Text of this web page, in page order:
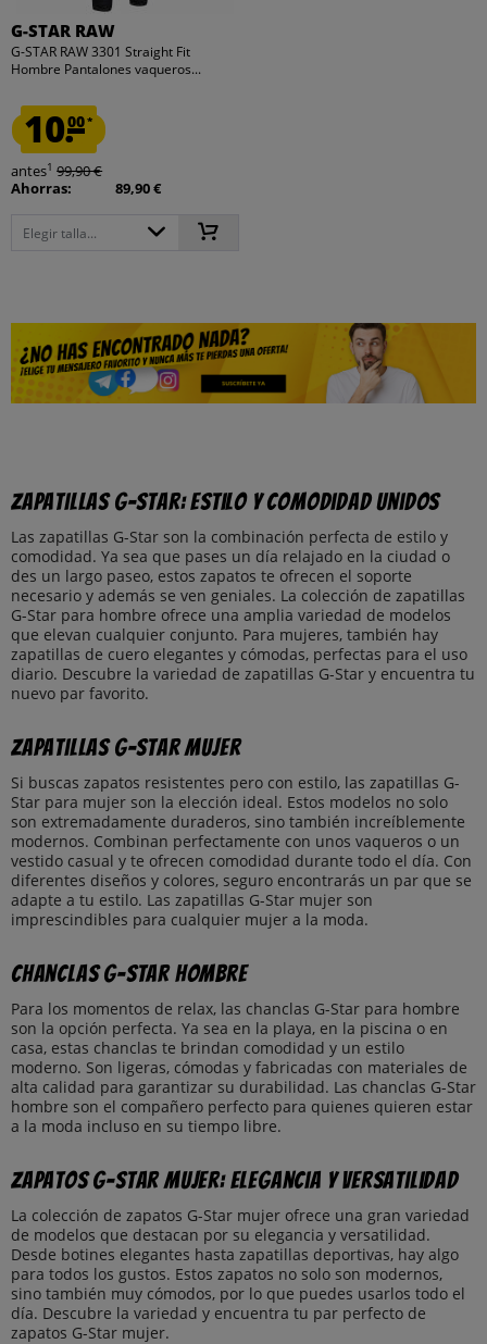
G-STAR RAW
G-STAR RAW 3301 Straight Fit
Hombre Pantalones vaqueros...
10.00*
antes1 99,90 €
Ahorras:
89,90 €
Elegir talla...
Zapatillas G-Star: Estilo y Comodidad Unidos
Las zapatillas G-Star son la combinación perfecta de estilo y
comodidad. Ya sea que pases un día relajado en la ciudad o
des un largo paseo, estos zapatos te ofrecen el soporte
necesario y además se ven geniales. La colección de zapatillas
G-Star para hombre ofrece una amplia variedad de modelos
que elevan cualquier conjunto. Para mujeres, también hay
zapatillas de cuero elegantes y cómodas, perfectas para el uso
diario. Descubre la variedad de zapatillas G-Star y encuentra tu
nuevo par favorito.
Zapatillas G-Star Mujer
Si buscas zapatos resistentes pero con estilo, las zapatillas G-
Star para mujer son la elección ideal. Estos modelos no solo
son extremadamente duraderos, sino también increíblemente
modernos. Combinan perfectamente con unos vaqueros o un
vestido casual y te ofrecen comodidad durante todo el día. Con
diferentes diseños y colores, seguro encontrarás un par que se
adapte a tu estilo. Las zapatillas G-Star mujer son
imprescindibles para cualquier mujer a la moda.
Chanclas G-Star Hombre
Para los momentos de relax, las chanclas G-Star para hombre
son la opción perfecta. Ya sea en la playa, en la piscina o en
casa, estas chanclas te brindan comodidad y un estilo
moderno. Son ligeras, cómodas y fabricadas con materiales de
alta calidad para garantizar su durabilidad. Las chanclas G-Star
hombre son el compañero perfecto para quienes quieren estar
a la moda incluso en su tiempo libre.
Zapatos G-Star Mujer: Elegancia y Versatilidad
La colección de zapatos G-Star mujer ofrece una gran variedad
de modelos que destacan por su elegancia y versatilidad.
Desde botines elegantes hasta zapatillas deportivas, hay algo
para todos los gustos. Estos zapatos no solo son modernos,
sino también muy cómodos, por lo que puedes usarlos todo el
día. Descubre la variedad y encuentra tu par perfecto de
zapatos G-Star mujer.